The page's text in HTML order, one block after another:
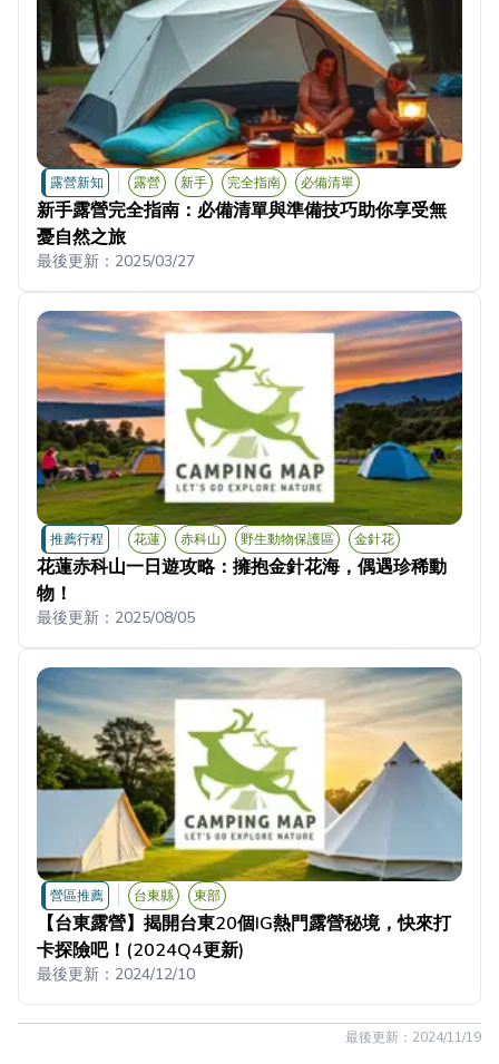
露營新知 露營 新手 完全指南 必備清單
新手露營完全指南：必備清單與準備技巧助你享受無
憂自然之旅
最後更新： 2025/03/27
推薦行程 花蓮 赤科山 野生動物保護區 金針花
花蓮赤科山一日遊攻略：擁抱金針花海，偶遇珍稀動
物！
最後更新： 2025/08/05
營區推薦 台東縣 東部
【台東露營】揭開台東20個IG熱門露營秘境，快來打
卡探險吧！(2024Q4更新)
最後更新： 2024/12/10
最後更新： 2024/11/19